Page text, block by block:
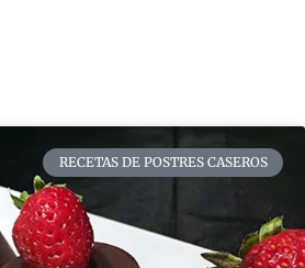
RECETAS DE POSTRES CASEROS